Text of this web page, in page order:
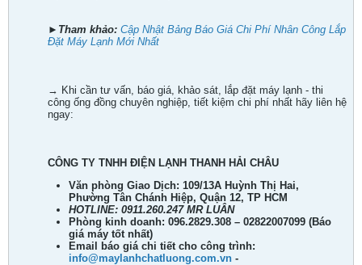
► Tham khảo: Cập Nhật Bảng Báo Giá Chi Phí Nhân Công Lắp
Đặt Máy Lạnh Mới Nhất
→ Khi cần tư vấn, báo giá, khảo sát, lắp đặt máy lạnh - thi
công ống đồng chuyên nghiệp, tiết kiệm chi phí nhất hãy liên hệ
ngay:
CÔNG TY TNHH ĐIỆN LẠNH THANH HẢI CHÂU
Văn phòng Giao Dịch: 109/13A Huỳnh Thị Hai,
Phường Tân Chánh Hiệp, Quận 12, TP HCM
HOTLINE: 0911.260.247 MR LUÂN
Phòng kinh doanh: 096.2829.308 – 02822007099 (Báo
giá máy tốt nhất)
Email báo giá chi tiết cho công trình:
info@maylanhchatluong.com.vn -